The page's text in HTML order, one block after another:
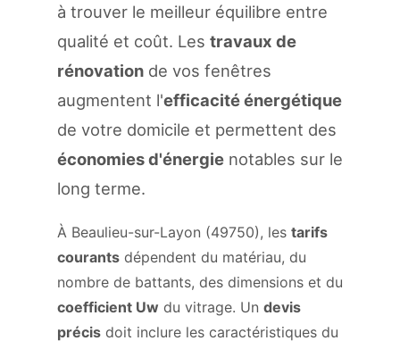
à trouver le meilleur équilibre entre
qualité et coût. Les travaux de
rénovation de vos fenêtres
augmentent l'efficacité énergétique
de votre domicile et permettent des
économies d'énergie notables sur le
long terme.
À Beaulieu-sur-Layon (49750), les tarifs
courants dépendent du matériau, du
nombre de battants, des dimensions et du
coefficient Uw du vitrage. Un devis
précis doit inclure les caractéristiques du